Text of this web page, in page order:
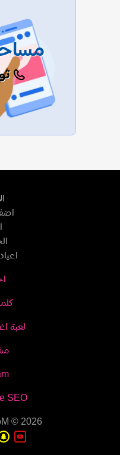
لعبة
SEO
© 2026